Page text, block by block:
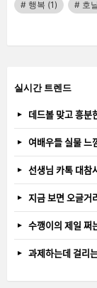
행복 (1) 호
실시간 트렌드
데드볼 맞고
여배우들 실물
선생님 카톡
지금 보면
수깽이의 제일
과제하는데